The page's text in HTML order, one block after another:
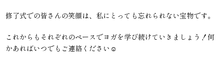
修了式での皆さんの笑顔は、私にとっても忘れられない宝物です。
これからもそれぞれのペースでヨガを学び続けていきましょう！何
かあればいつでもご連絡ください☺️